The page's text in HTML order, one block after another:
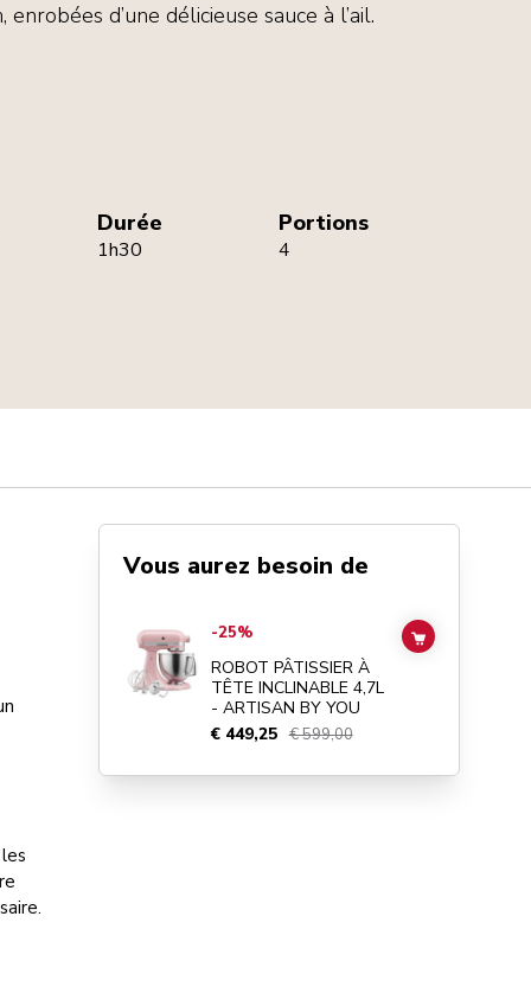
d’une délicieuse sauce à l’ail.
Durée
1h30
Portions
4
Vous aurez besoin de
Go toROBOT PÂTISSIER À TÊTE INCLINABLE 4,7L -
-25%
ROBOT PÂTISSIER À
TÊTE INCLINABLE 4,7L
- ARTISAN BY YOU
€ 449,25 € 599,00
ADD TO CART